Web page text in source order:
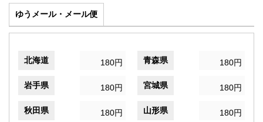
ゆうメール・メール便
北海道 180円 青森県 180円
岩手県 180円 宮城県 180円
秋田県 180円 山形県 180円